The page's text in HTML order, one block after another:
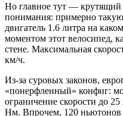
Но главное тут — крутящий
понимания: примерно
двигатель 1.6 литра на
моментом этот велосипед,
стене. Максимальная
км/ч.
Из-за суровых законов,
«понерфленный» конфиг:
ограничение скорости до
Нм. Впрочем, 120 ньютонов